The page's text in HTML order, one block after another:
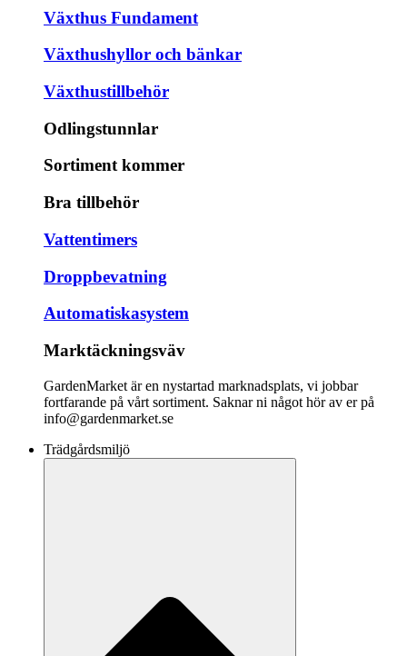
Växthus Fundament
Växthushyllor och bänkar
Växthustillbehör
Odlingstunnlar
Sortiment kommer
Bra tillbehör
Vattentimers
Droppbevatning
Automatiskasystem
Marktäckningsväv
GardenMarket är en nystartad marknadsplats, vi jobbar
fortfarande på vårt sortiment. Saknar ni något hör av er på
info@gardenmarket.se
Trädgårdsmiljö